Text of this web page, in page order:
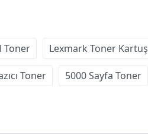
Toner Lexmark Toner Kartuş
Toner 5000 Sayfa Toner